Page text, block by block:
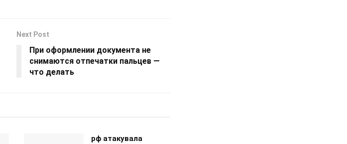
Next Post
При оформлении документа не
снимаются отпечатки пальцев —
что делать
рф атакувала